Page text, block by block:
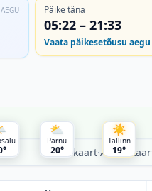
Päike täna
05:22– 21:33
Vaata päikesetõusu aegu
17:00
☀️
Tallinn
19°
⛅
Pärnu
20°
Vihmakaart·